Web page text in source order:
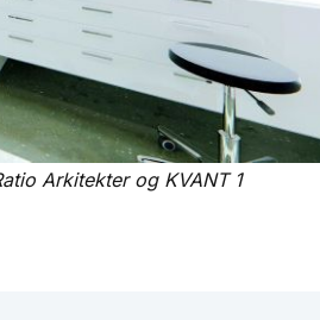
Arkitekter og KVANT 1